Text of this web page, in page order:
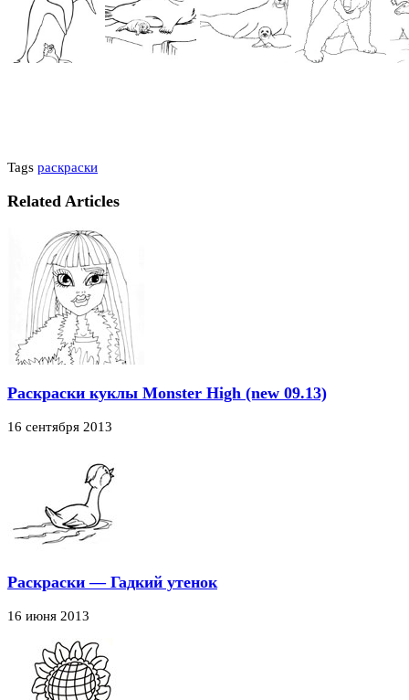
Tags раскраски
Related Articles
Раскраски куклы Monster High (new 09.13)
16 сентября 2013
Раскраски — Гадкий утенок
16 июня 2013